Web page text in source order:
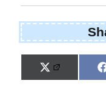
Share
on
X
(